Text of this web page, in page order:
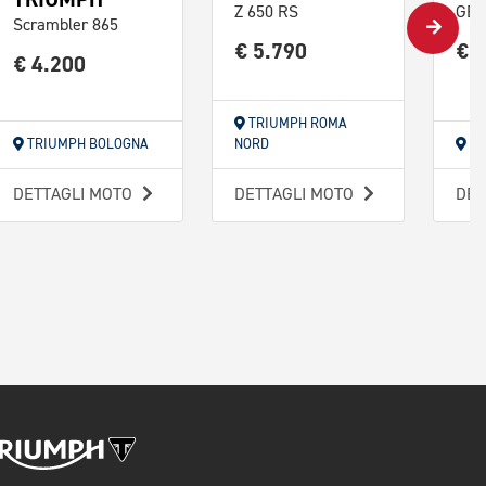
Scrambler 865
€ 4.200
TRIUMPH BOLOGNA
DETTAGLI MOTO
Z 650 RS
€ 5.790
TRIUMPH ROMA
NORD
DETTAGLI MOTO
GB
€